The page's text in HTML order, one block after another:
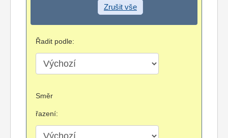
Zrušit vše
Řadit podle:
Směr
řazení: